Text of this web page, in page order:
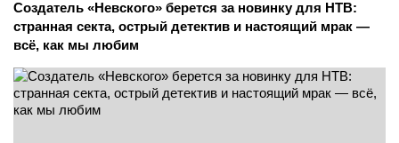
Создатель «Невского» берется за новинку для НТВ:
странная секта, острый детектив и настоящий мрак —
всё, как мы любим